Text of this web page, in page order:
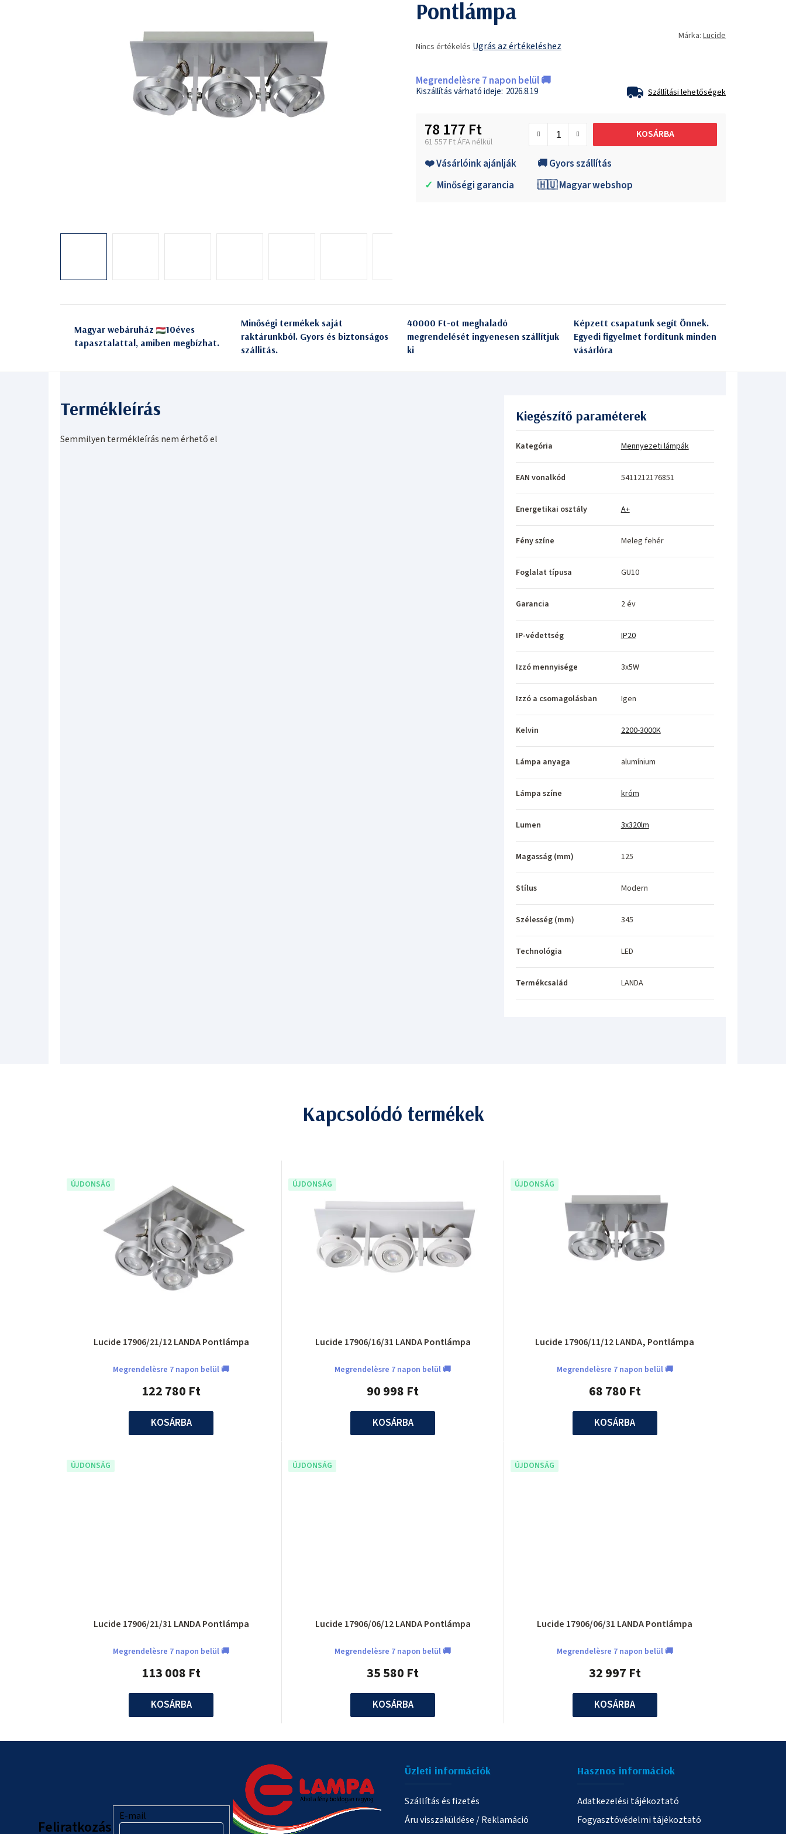
Pontlámpa
termék
értékelése
5-
csillag.
Nincs értékelés Ugrás az értékeléshez
Márka: Lucide
Megrendelèsre 7 napon belül 🚚
2026.8.19 Szállítási lehetőségek
78 177 Ft
61 557 Ft ÁFA nélkül
KOSÁRBA
❤️ Vásárlóink ajánlják
🚚 Gyors szállítás
✓ Minőségi garancia 🇭🇺 Magyar webshop
Magyar webáruház
10éves
tapasztalattal, amiben megbízhat.
Minőségi termékek saját
raktárunkból. Gyors és biztonságos
szállitás.
40000 Ft-ot meghaladó
megrendelését ingyenesen szállítjuk
ki
Képzett csapatunk segít Önnek.
Egyedi figyelmet fordítunk minden
vásárlóra
Semmilyen termékleírás nem érhető el
Kiegészítő paraméterek
Kategória Mennyezeti lámpák
EAN vonalkód 5411212176851
Energetikai osztály A+
Fény színe Meleg fehér
Foglalat típusa GU10
Garancia 2 év
IP-védettség IP20
Izzó mennyisége 3x5W
Izzó a csomagolásban Igen
Kelvin 2200-3000K
Lámpa anyaga alumínium
Lámpa színe króm
Lumen 3x320lm
Magasság (mm) 125
Stílus Modern
Szélesség (mm) 345
Technológia LED
Termékcsalád LANDA
Kapcsolódó termékek
ÚJDONSÁG
Lucide 17906/21/12 LANDA Pontlámpa
Megrendelèsre 7 napon belül 🚚
122 780 Ft
KOSÁRBA
ÚJDONSÁG
Lucide 17906/16/31 LANDA Pontlámpa
Megrendelèsre 7 napon belül 🚚
90 998 Ft
KOSÁRBA
ÚJDONSÁG
Lucide 17906/11/12 LANDA, Pontlámpa
Megrendelèsre 7 napon belül 🚚
68 780 Ft
KOSÁRBA
ÚJDONSÁG
Lucide 17906/21/31 LANDA Pontlámpa
Megrendelèsre 7 napon belül 🚚
113 008 Ft
KOSÁRBA
ÚJDONSÁG
Lucide 17906/06/12 LANDA Pontlámpa
Megrendelèsre 7 napon belül 🚚
35 580 Ft
KOSÁRBA
ÚJDONSÁG
Lucide 17906/06/31 LANDA Pontlámpa
Megrendelèsre 7 napon belül 🚚
32 997 Ft
KOSÁRBA
Feliratkozás
E-mail
Üzleti információk
Szállítás és fizetés
Áru visszaküldése / Reklamáció
Hasznos informáciok
Adatkezelési tájékoztató
Fogyasztóvédelmi tájékoztató